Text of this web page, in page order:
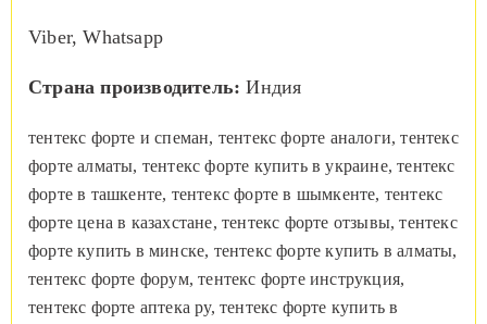
Viber, Whatsapp
Страна производитель: Индия
тентекс форте и спеман, тентекс форте аналоги, тентекс
форте алматы, тентекс форте купить в украине, тентекс
форте в ташкенте, тентекс форте в шымкенте, тентекс
форте цена в казахстане, тентекс форте отзывы, тентекс
форте купить в минске, тентекс форте купить в алматы,
тентекс форте форум, тентекс форте инструкция,
тентекс форте аптека ру, тентекс форте купить в